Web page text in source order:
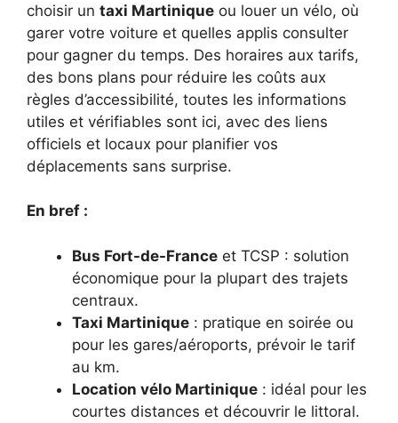
choisir un taxi Martinique ou louer un vélo, où
garer votre voiture et quelles applis consult­er
pour gagner du temps. Des horaires aux tarifs,
des bons plans pour réduire les coûts aux
règles d’accessibilité, toutes les informations
utiles et vérifiables sont ici, avec des liens
officiels et locaux pour planifier vos
déplacements sans surprise.
En bref :
Bus Fort-de-France et TCSP : solution
économique pour la plupart des trajets
centraux.
Taxi Martinique : pratique en soirée ou
pour les gares/aéroports, prévoir le tarif
au km.
Location vélo Martinique : idéal pour les
courtes distances et découvrir le littoral.